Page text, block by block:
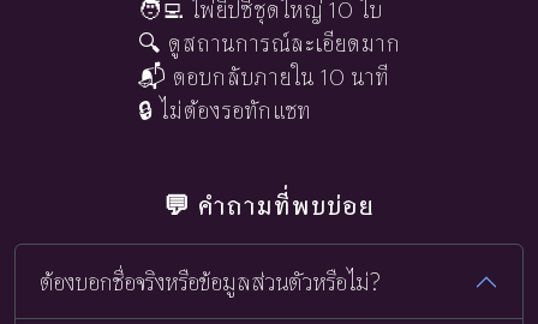
🧑‍💻 ไพ่ยิปซีชุดใหญ่ 10 ใบ
🔍 ดูสถานการณ์ละเอียดมาก
📬 ตอบกลับภายใน 10 นาที
🔒 ไม่ต้องรอทักแชท
💬 คำถามที่พบบ่อย
ต้องบอกชื่อจริงหรือข้อมูลส่วนตัวหรือไม่?